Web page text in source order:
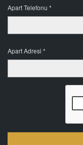
Apart Telefonu *
Apart Adresi *